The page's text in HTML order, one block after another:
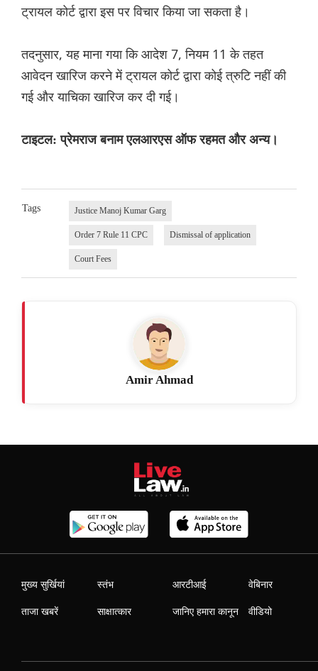
ट्रायल कोर्ट द्वारा इस पर विचार किया जा सकता है।
तदनुसार, यह माना गया कि आदेश 7, नियम 11 के तहत
आवेदन खारिज करने में ट्रायल कोर्ट द्वारा कोई त्रुटि नहीं की
गई और याचिका खारिज कर दी गई।
टाइटल: प्रेमराज बनाम एलआरएस ऑफ रहमत और अन्य।
Tags Justice Manoj Kumar Garg
Order 7 Rule 11 CPC Dismissal of application
Court Fees
Amir Ahmad
मुख्य सुर्खियां
ताजा खबरें
स्तंभ
साक्षात्कार
आरटीआई
जानिए हमारा कानून
वेबिनार
वीडियो